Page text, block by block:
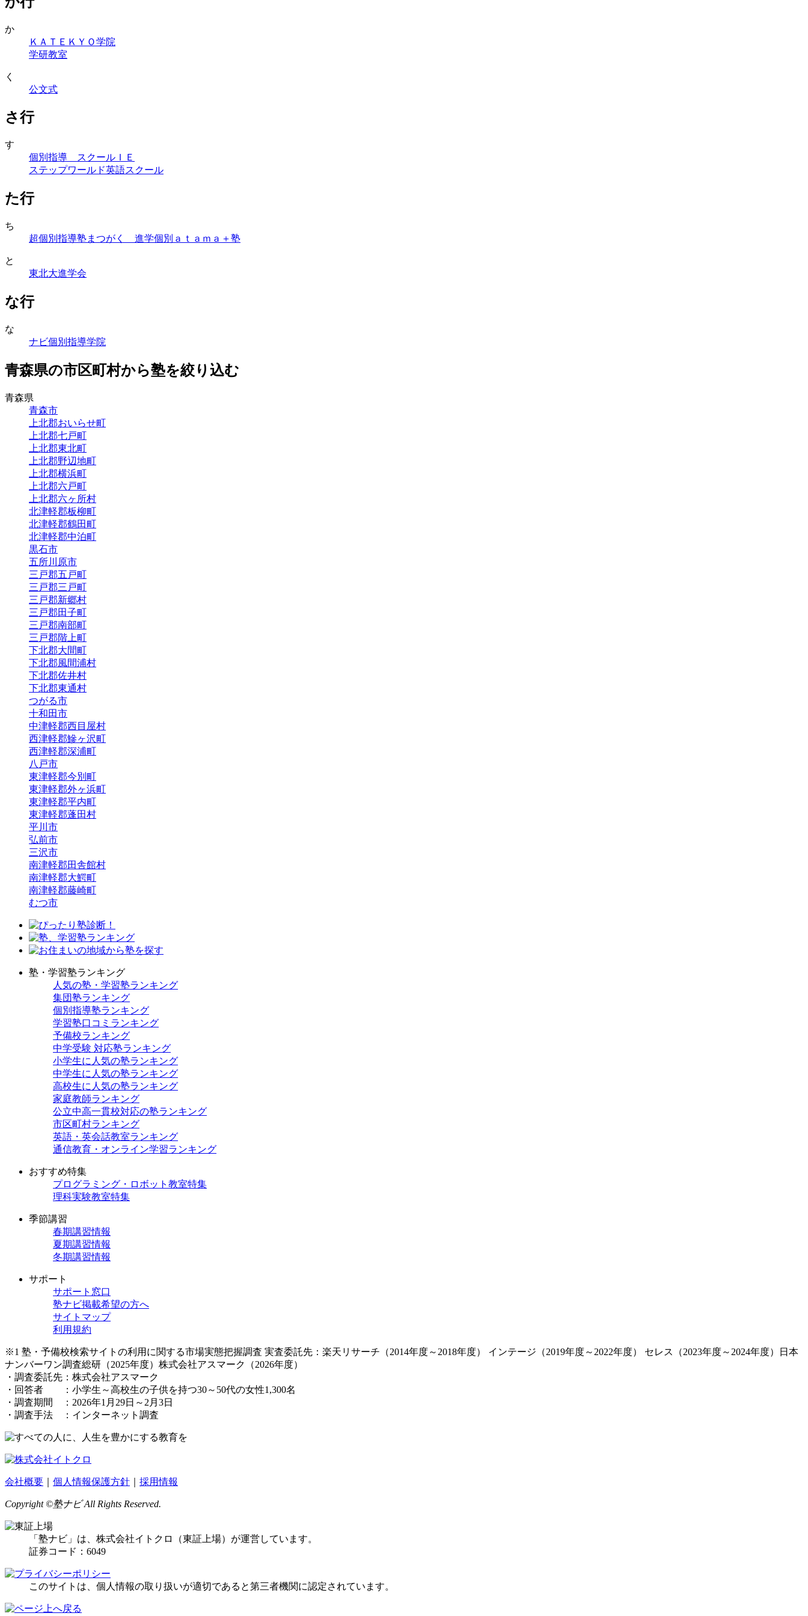
か
ＫＡＴＥＫＹＯ学院
学研教室
く
公文式
さ行
す
個別指導 スクールＩＥ
ステップワールド英語スクール
た行
ち
超個別指導塾まつがく 進学個別ａｔａｍａ＋塾
と
東北大進学会
な行
な
ナビ個別指導学院
青森県の市区町村から塾を絞り込む
青森県
青森市
上北郡おいらせ町
上北郡七戸町
上北郡東北町
上北郡野辺地町
上北郡横浜町
上北郡六戸町
上北郡六ヶ所村
北津軽郡板柳町
北津軽郡鶴田町
北津軽郡中泊町
黒石市
五所川原市
三戸郡五戸町
三戸郡三戸町
三戸郡新郷村
三戸郡田子町
三戸郡南部町
三戸郡階上町
下北郡大間町
下北郡風間浦村
下北郡佐井村
下北郡東通村
つがる市
十和田市
中津軽郡西目屋村
西津軽郡鰺ヶ沢町
西津軽郡深浦町
八戸市
東津軽郡今別町
東津軽郡外ヶ浜町
東津軽郡平内町
東津軽郡蓬田村
平川市
弘前市
三沢市
南津軽郡田舎館村
南津軽郡大鰐町
南津軽郡藤崎町
むつ市
塾・学習塾ランキング
人気の塾・学習塾ランキング
集団塾ランキング
個別指導塾ランキング
学習塾口コミランキング
予備校ランキング
中学受験 対応塾ランキング
小学生に人気の塾ランキング
中学生に人気の塾ランキング
高校生に人気の塾ランキング
家庭教師ランキング
公立中高一貫校対応の塾ランキング
市区町村ランキング
英語・英会話教室ランキング
通信教育・オンライン学習ランキング
おすすめ特集
プログラミング・ロボット教室特集
理科実験教室特集
季節講習
春期講習情報
夏期講習情報
冬期講習情報
サポート
サポート窓口
塾ナビ掲載希望の方へ
サイトマップ
利用規約
※1 塾・予備校検索サイトの利用に関する市場実態把握調査 実査委託先：楽天リサーチ（2014年度～2018年度） インテージ（2019年度～2022年度） セレス（2023年度～2024年度）日本
ナンバーワン調査総研（2025年度）株式会社アスマーク（2026年度）
・調査委託先：株式会社アスマーク
・回答者 ：小学生～高校生の子供を持つ30～50代の女性1,300名
・調査期間 ：2026年1月29日～2月3日
・調査手法 ：インターネット調査
会社概要 個人情報保護方針 採用情報
Copyright ©塾ナビ All Rights Reserved.
「塾ナビ」は、株式会社イトクロ（東証上場）が運営しています。
証券コード：6049
このサイトは、個人情報の取り扱いが適切であると第三者機関に認定されています。